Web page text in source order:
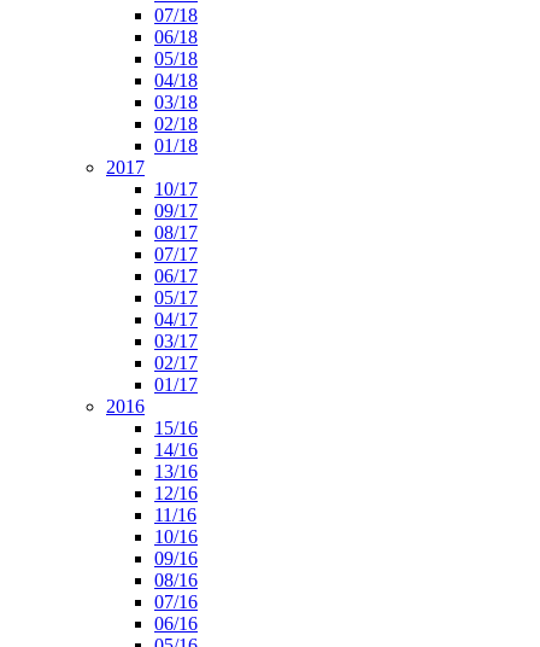
07/18
06/18
05/18
04/18
03/18
02/18
01/18
2017
10/17
09/17
08/17
07/17
06/17
05/17
04/17
03/17
02/17
01/17
2016
15/16
14/16
13/16
12/16
11/16
10/16
09/16
08/16
07/16
06/16